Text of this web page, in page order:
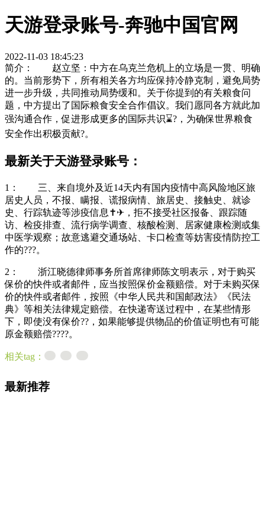
天游登录账号-奔驰中国官网
2022-11-03 18:45:23
简介： 赵立坚：中方在乌克兰危机上的立场是一贯、明确
的。当前形势下，所有相关各方均应保持冷静克制，避免局势
进一步升级，共同推动局势缓和。关于你提到的有关粮食问
题，中方提出了国际粮食安全合作倡议。我们愿同各方就此加
强沟通合作，促进形成更多的国际共识⌛?，为确保世界粮食
安全作出积极贡献?。
最新关于天游登录账号：
1： 三、来自境外及近14天内有国内疫情中高风险地区旅
居史人员，不报、瞒报、谎报病情、旅居史、接触史、就诊
史、行踪轨迹等涉疫信息✝✈，拒不接受社区报备、跟踪随
访、检疫排查、流行病学调查、核酸检测、居家健康检测或集
中医学观察；故意逃避交通场站、卡口检查等妨害疫情防控工
作的???。
2： 浙江晓德律师事务所首席律师陈文明表示，对于购买
保价的快件或者邮件，应当按照保价金额赔偿。对于未购买保
价的快件或者邮件，按照《中华人民共和国邮政法》《民法
典》等相关法律规定赔偿。在快递寄送过程中，在某些情形
下，即使没有保价??，如果能够提供物品的价值证明也有可能
原金额赔偿????。
相关tag：
最新推荐